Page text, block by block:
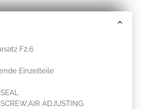
F2.6
Einzelteile
ADJUSTING